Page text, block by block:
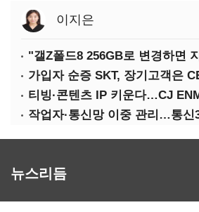
이지은
"갤Z폴드8 256GB로 변경하면
가입자 순증 SKT, 장기고객은
뉴스리듬